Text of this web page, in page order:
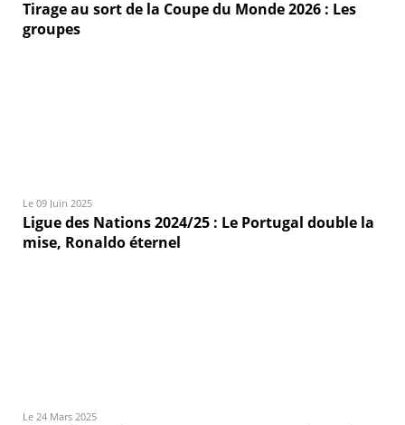
Tirage au sort de la Coupe du Monde 2026 : Les
groupes
Le 09 Juin 2025
Ligue des Nations 2024/25 : Le Portugal double la
mise, Ronaldo éternel
Le 24 Mars 2025